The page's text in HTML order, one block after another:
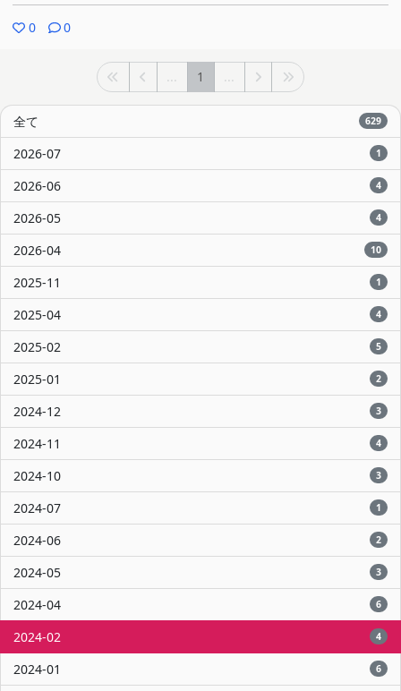
0 0
... 1 ...
全て 629
2026-07 1
2026-06 4
2026-05 4
2026-04 10
2025-11 1
2025-04 4
2025-02 5
2025-01 2
2024-12 3
2024-11 4
2024-10 3
2024-07 1
2024-06 2
2024-05 3
2024-04 6
2024-02 4
2024-01 6